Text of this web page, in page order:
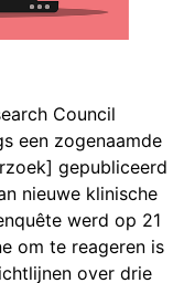
over drie
dat ze 1,1 miljoen
aan de
te stellen. Deze
overwinning
Al jaren
erop
meer dan 20